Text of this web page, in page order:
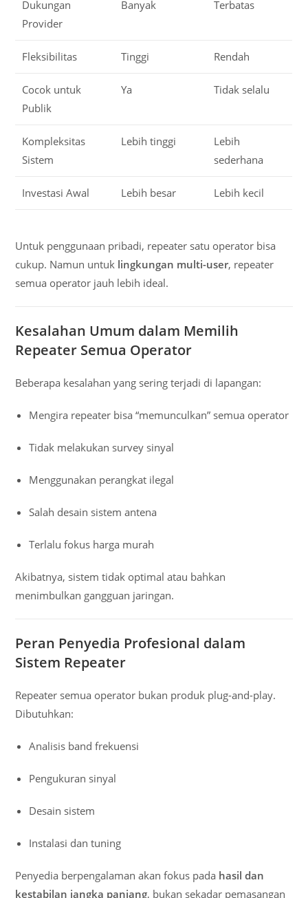
Dukungan
Provider
Banyak Terbatas
Fleksibilitas Tinggi Rendah
Cocok untuk
Publik
Ya Tidak selalu
Kompleksitas
Sistem
Lebih tinggi
Lebih
sederhana
Investasi Awal Lebih besar Lebih kecil
Untuk penggunaan pribadi, repeater satu operator bisa
cukup. Namun untuk lingkungan multi-user, repeater
semua operator jauh lebih ideal.
Kesalahan Umum dalam Memilih
Repeater Semua Operator
Beberapa kesalahan yang sering terjadi di lapangan:
Mengira repeater bisa “memunculkan” semua operator
Tidak melakukan survey sinyal
Menggunakan perangkat ilegal
Salah desain sistem antena
Terlalu fokus harga murah
Akibatnya, sistem tidak optimal atau bahkan
menimbulkan gangguan jaringan.
Peran Penyedia Profesional dalam
Sistem Repeater
Repeater semua operator bukan produk plug-and-play.
Dibutuhkan:
Analisis band frekuensi
Pengukuran sinyal
Desain sistem
Instalasi dan tuning
Penyedia berpengalaman akan fokus pada hasil dan
kestabilan jangka panjang, bukan sekadar pemasangan